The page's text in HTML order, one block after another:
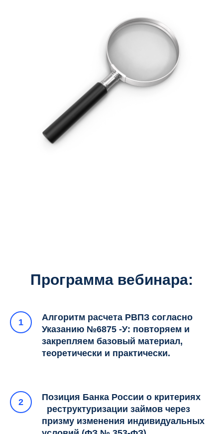
Программа вебинара:
Алгоритм расчета РВПЗ согласно
Указанию №6875 -У: повторяем и
закрепляем базовый материал,
теоретически и практически.
Позиция Банка России о критериях
реструктуризации займов через
призму изменения индивидуальных